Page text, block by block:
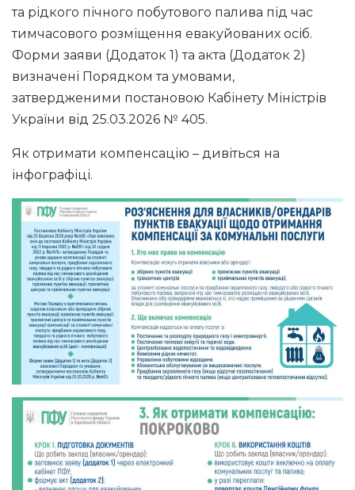
та рідкого пічного побутового палива під час
тимчасового розміщення евакуйованих осіб.
Форми заяви (Додаток 1) та акта (Додаток 2)
визначені Порядком та умовами,
затвердженими постановою Кабінету Міністрів
України від 25.03.2026 № 405.
Як отримати компенсацію – дивіться на
інфографіці.